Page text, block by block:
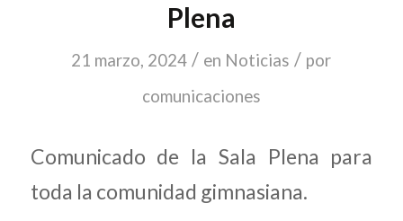
Plena
21 marzo, 2024 / en Noticias / por
comunicaciones
Comunicado de la Sala Plena para
toda la comunidad gimnasiana.